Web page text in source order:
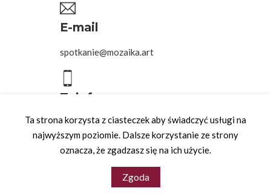
E-mail
spotkanie@mozaika.art
Telefon
504 016 097
Copyright © 2026 - wsparcie
Ta strona korzysta z ciasteczek aby świadczyć usługi na
najwyższym poziomie. Dalsze korzystanie ze strony
oznacza, że zgadzasz się na ich użycie.
Zgoda